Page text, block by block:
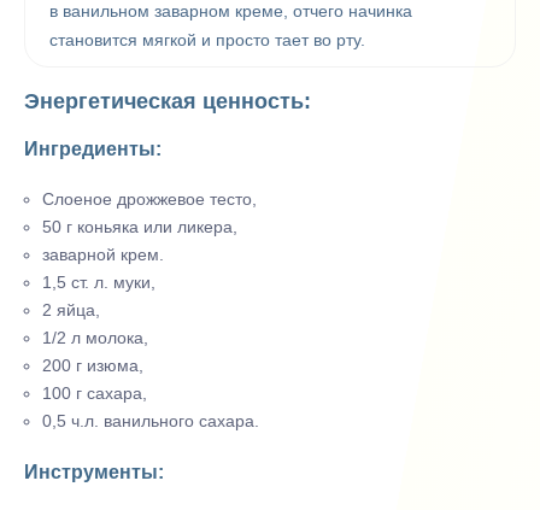
в ванильном заварном креме, отчего начинка
становится мягкой и просто тает во рту.
Энергетическая ценность:
Ингредиенты:
Слоеное дрожжевое тесто,
50 г коньяка или ликера,
заварной крем.
1,5 ст. л. муки,
2 яйца,
1/2 л молока,
200 г изюма,
100 г сахара,
0,5 ч.л. ванильного сахара.
Инструменты: